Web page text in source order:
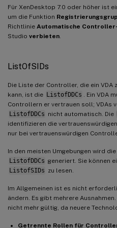
Für XenDesktop 7.0 oder höher ist
um die Funktion
Richtlinie Automatische
Studio verbieten
ListOfSIDs
Die Liste der Controller, die ein
kann, ist die ListofDDCs
. Ein VDA
Controllern er vertrauen soll; VDAs
ListofDDCs nicht automatisch. Die
identifizieren die
nur bei vertrauenswürdigen
In den meisten Umgebungen wird die
ListofDDCs generiert. Sie können
ListofSIDs zu lesen.
Im Allgemeinen ist es nicht
ändern. Es gibt mehrere
nicht mehr gültig, da neuere
Getrennte Rollen für